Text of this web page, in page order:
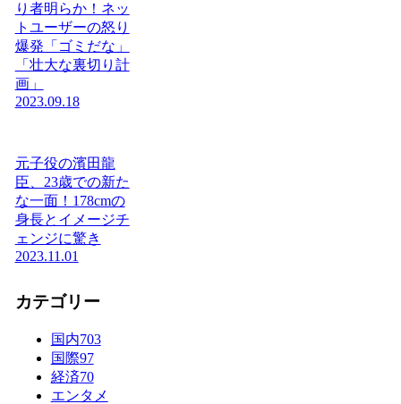
り者明らか！ネッ
トユーザーの怒り
爆発「ゴミだな」
「壮大な裏切り計
画」
2023.09.18
元子役の濱田龍
臣、23歳での新た
な一面！178cmの
身長とイメージチ
ェンジに驚き
2023.11.01
カテゴリー
国内703
国際97
経済70
エンタメ